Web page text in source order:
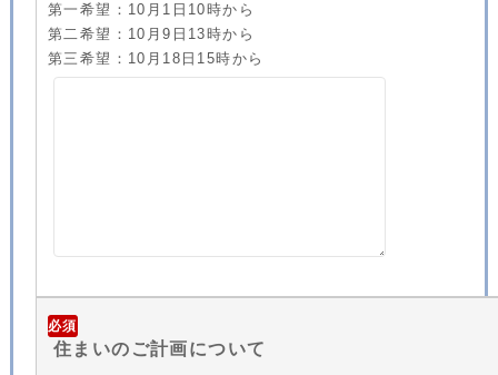
第一希望：10月1日10時から
第二希望：10月9日13時から
第三希望：10月18日15時から
必須
住まいのご計画について